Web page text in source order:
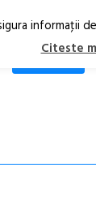
STIRI
Citeste